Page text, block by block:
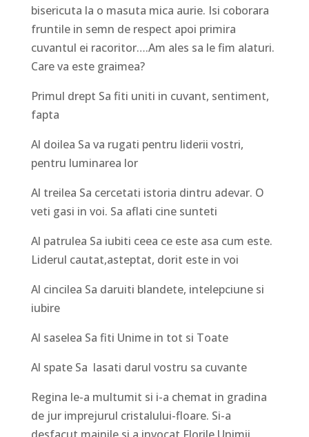
bisericuta la o masuta mica aurie. Isi coborara
fruntile in semn de respect apoi primira
cuvantul ei racoritor….Am ales sa le fim alaturi.
Care va este graimea?
Primul drept Sa fiti uniti in cuvant, sentiment,
fapta
Al doilea Sa va rugati pentru liderii vostri,
pentru luminarea lor
Al treilea Sa cercetati istoria dintru adevar. O
veti gasi in voi. Sa aflati cine sunteti
Al patrulea Sa iubiti ceea ce este asa cum este.
Liderul cautat,asteptat, dorit este in voi
Al cincilea Sa daruiti blandete, intelepciune si
iubire
Al saselea Sa fiti Unime in tot si Toate
Al spate Sa lasati darul vostru sa cuvante
Regina le-a multumit si i-a chemat in gradina
de jur imprejurul cristalului-floare. Si-a